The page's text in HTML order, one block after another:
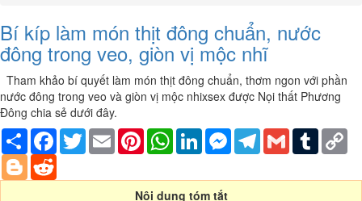
Bí kíp làm món thịt đông chuẩn, nước
đông trong veo, giòn vị mộc nhĩ
Tham khảo bí quyết làm món thịt đông chuẩn, thơm ngon với phần
nước đông trong veo và giòn vị mộc nhixsex được Nọi thất Phương
Đông chia sẻ dưới đây.
Share Facebook
TwitterEmail PinterestWhatsAppLinkedInMessengerTelegram
Gmail Tumblr
Blogger
Nội dung tóm tắt